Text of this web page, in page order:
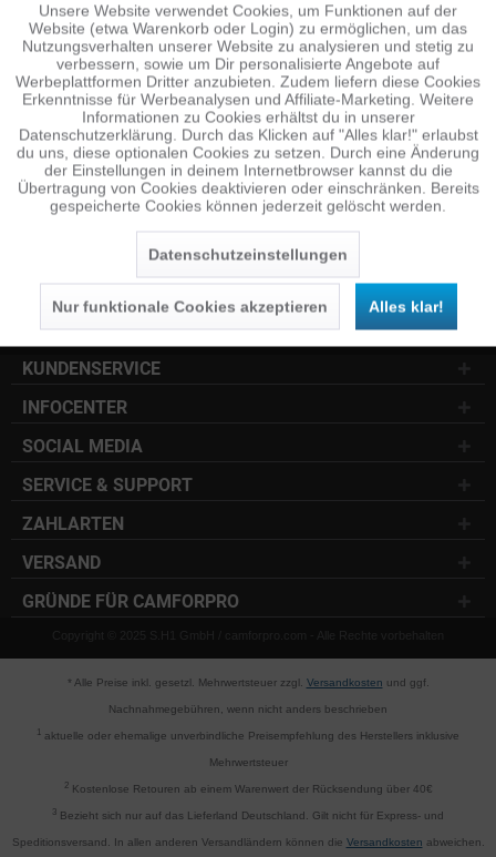
NEWSLETTER
Jetzt anmelden und 10 € Gutschein sichern
habe ich zur Kenntnis
genommen.
KUNDENSERVICE
INFOCENTER
SOCIAL MEDIA
SERVICE & SUPPORT
ZAHLARTEN
VERSAND
GRÜNDE FÜR CAMFORPRO
Copyright © 2025 S.H1 GmbH / camforpro.com - Alle Rechte vorbehalten
* Alle Preise inkl. gesetzl. Mehrwertsteuer zzgl. Versandkosten und ggf.
Nachnahmegebühren, wenn nicht anders beschrieben
1 aktuelle oder ehemalige unverbindliche Preisempfehlung des Herstellers inklusive
Mehrwertsteuer
2Kostenlose Retouren ab einem Warenwert der Rücksendung über 40€
3 Bezieht sich nur auf das Lieferland Deutschland. Gilt nicht für Express- und
Speditionsversand. In allen anderen Versandländern können die Versandkosten abweichen.
Funktionale Aktiv
Tracking Inaktiv
Personalisierung Inaktiv
Service Inaktiv
Unsere Website verwendet Cookies, um Funktionen auf der
Website (etwa Warenkorb oder Login) zu ermöglichen, um das
Nutzungsverhalten unserer Website zu analysieren und stetig zu
verbessern, sowie um Dir personalisierte Angebote auf
Werbeplattformen Dritter anzubieten. Zudem liefern diese Cookies
Erkenntnisse für Werbeanalysen und Affiliate-Marketing. Weitere
Informationen zu Cookies erhältst du in unserer
Datenschutzerklärung. Durch das Klicken auf "Alles klar!" erlaubst
du uns, diese optionalen Cookies zu setzen. Durch eine Änderung
der Einstellungen in deinem Internetbrowser kannst du die
Übertragung von Cookies deaktivieren oder einschränken. Bereits
gespeicherte Cookies können jederzeit gelöscht werden.
Datenschutzeinstellungen
Nur funktionale Cookies akzeptieren Alles klar!